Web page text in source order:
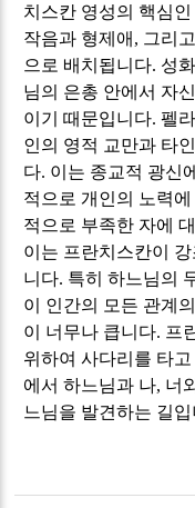
치스칸 영성의 핵심
작음과 형제애 , 그리
으로 배치됩니다. 성
님의 은총 안에서 자
이기 때문입니다.펠
인의 영적 교만과 타
다. 이는 종교적 광신
적으로 개인의 노력에
적으로 부족한 자에
이는 프란치스칸이
니다. 특히 하느님의
이 인간의 모든 관계
이 너무나 큽니다. 프
위하여 사다리를 타
에서 하느님과 나, 너
느님을 발견하는 길